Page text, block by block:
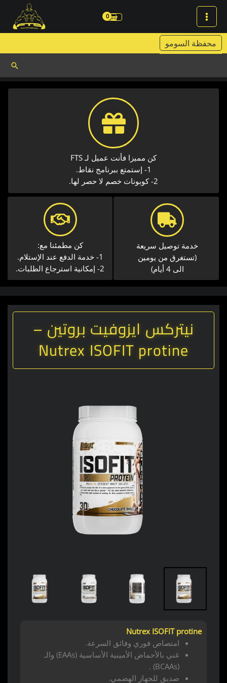
تخطي
المحتوى
محفظة السومو
كن مميزا فأنت عميل لـ FTS
1- إستمتع ببرنامج نقاط.
2- كوبونات خصم لا حصر لها.
خدمة توصيل سريعة​
(تستغرق من يومين
الى 4 أيام)
كن مطمئنا مع:
1- خدمة الدفع عند الإستلام.
2- إمكانية استرجاع الطلبات.
نيتركس ايزوفيت بروتين –
Nutrex ISOFIT protine
Nutrex ISOFIT protine
امتصاص فوري وفائق السرعة.
غني بالأحماض الأمينية الأساسية (EAAs) والـ
(BCAAs) .
صديق للجهاز الهضمي.